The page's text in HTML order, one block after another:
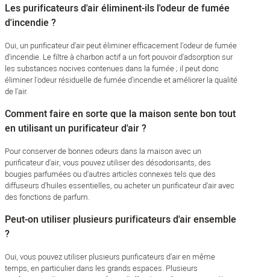
Les purificateurs d'air éliminent-ils l'odeur de fumée
d'incendie ?
Oui, un purificateur d'air peut éliminer efficacement l'odeur de fumée
d'incendie. Le filtre à charbon actif a un fort pouvoir d'adsorption sur
les substances nocives contenues dans la fumée ; il peut donc
éliminer l'odeur résiduelle de fumée d'incendie et améliorer la qualité
de l'air.
Comment faire en sorte que la maison sente bon tout
en utilisant un purificateur d'air ?
Pour conserver de bonnes odeurs dans la maison avec un
purificateur d'air, vous pouvez utiliser des désodorisants, des
bougies parfumées ou d'autres articles connexes tels que des
diffuseurs d'huiles essentielles, ou acheter un purificateur d'air avec
des fonctions de parfum.
Peut-on utiliser plusieurs purificateurs d'air ensemble
?
Oui, vous pouvez utiliser plusieurs purificateurs d'air en même
temps, en particulier dans les grands espaces. Plusieurs